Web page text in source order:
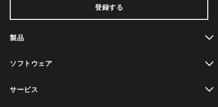
登録する
製品
ソフトウェア
サービス